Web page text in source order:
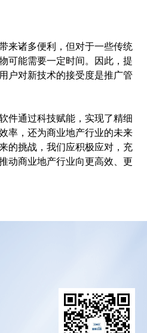
来诸多便利，但对于一些传统
可能需要一定时间。因此，提
户对新技术的接受度是推广管
件通过科技赋能，实现了精细
率，还为商业地产行业的未来
的挑战，我们应积极应对，充
动商业地产行业向更高效、更